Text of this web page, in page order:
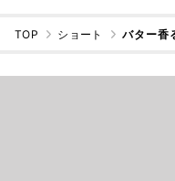
TOP ショート バター香